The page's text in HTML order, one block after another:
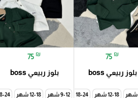
7-8 سنة 9-10 سنة 2-3 سنة 3-4 سنة 5-6 سنة 7-8 سنة 9-10 سنة
75 ₪
بلوز ربيعي boss
12-18 شهر 18-24 شهر 2-3 سنة 3-4 سنة 5-6
75 ₪
بلوز ربيعي boss
9-12 شهر 12-18 شهر 18-24